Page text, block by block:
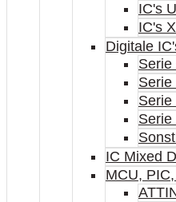
IC's
IC's
Digitale
Serie
Serie
Serie
Serie
IC Mixed
MCU,